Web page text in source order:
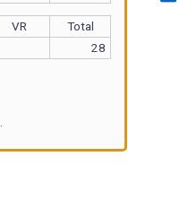
VR
Total
28